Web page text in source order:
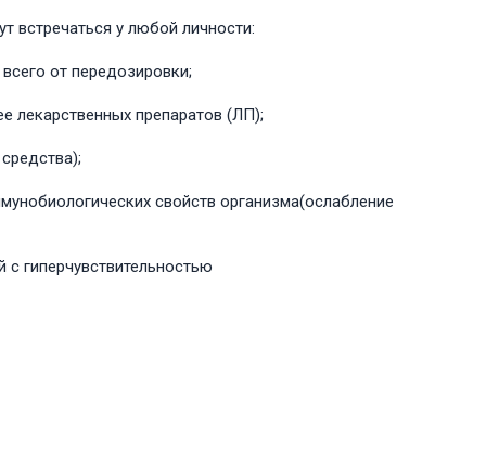
встречаться у любой личности:
от передозировки;
лекарственных препаратов (ЛП);
свойств организма(ослабление
гиперчувствительностью